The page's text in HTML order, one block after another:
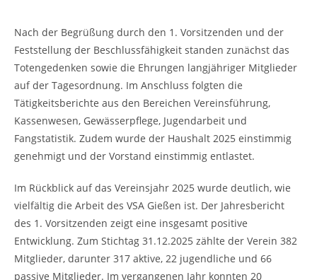
Nach der Begrüßung durch den 1. Vorsitzenden und der
Feststellung der Beschlussfähigkeit standen zunächst das
Totengedenken sowie die Ehrungen langjähriger Mitglieder
auf der Tagesordnung. Im Anschluss folgten die
Tätigkeitsberichte aus den Bereichen Vereinsführung,
Kassenwesen, Gewässerpflege, Jugendarbeit und
Fangstatistik. Zudem wurde der Haushalt 2025 einstimmig
genehmigt und der Vorstand einstimmig entlastet.
Im Rückblick auf das Vereinsjahr 2025 wurde deutlich, wie
vielfältig die Arbeit des VSA Gießen ist. Der Jahresbericht
des 1. Vorsitzenden zeigt eine insgesamt positive
Entwicklung. Zum Stichtag 31.12.2025 zählte der Verein 382
Mitglieder, darunter 317 aktive, 22 jugendliche und 66
passive Mitglieder. Im vergangenen Jahr konnten 20